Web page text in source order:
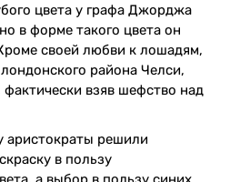
цвета у графа Джорджа
в форме такого цвета он
своей любви к лошадям,
района Челси,
взяв шефство над
аристократы решили
в пользу